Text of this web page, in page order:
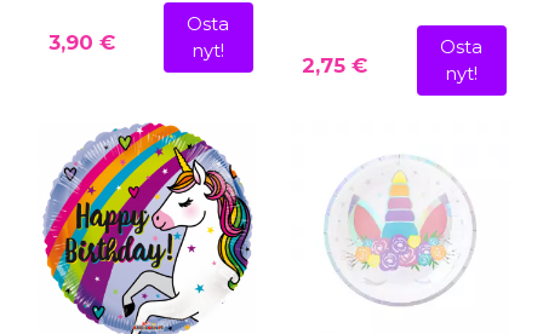
3,90 €
Osta
nyt!
2,75 €
Osta
nyt!